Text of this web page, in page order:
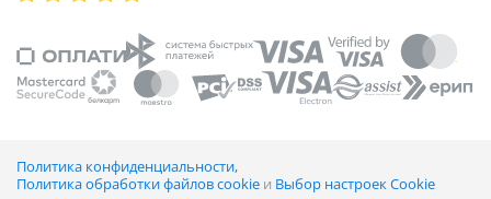
Политика конфиденциальности,
Политика обработки файлов cookie и Выбор настроек Cookie